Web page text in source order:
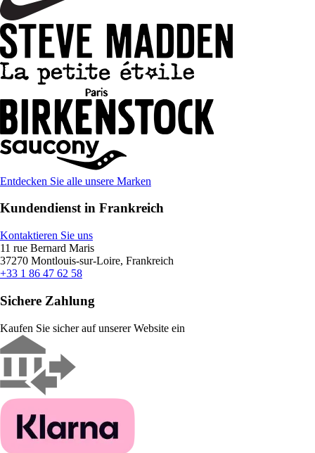
Entdecken Sie alle unsere Marken
Kundendienst in Frankreich
Kontaktieren Sie uns
11 rue Bernard Maris
37270 Montlouis-sur-Loire, Frankreich
+33 1 86 47 62 58
Sichere Zahlung
Kaufen Sie sicher auf unserer Website ein